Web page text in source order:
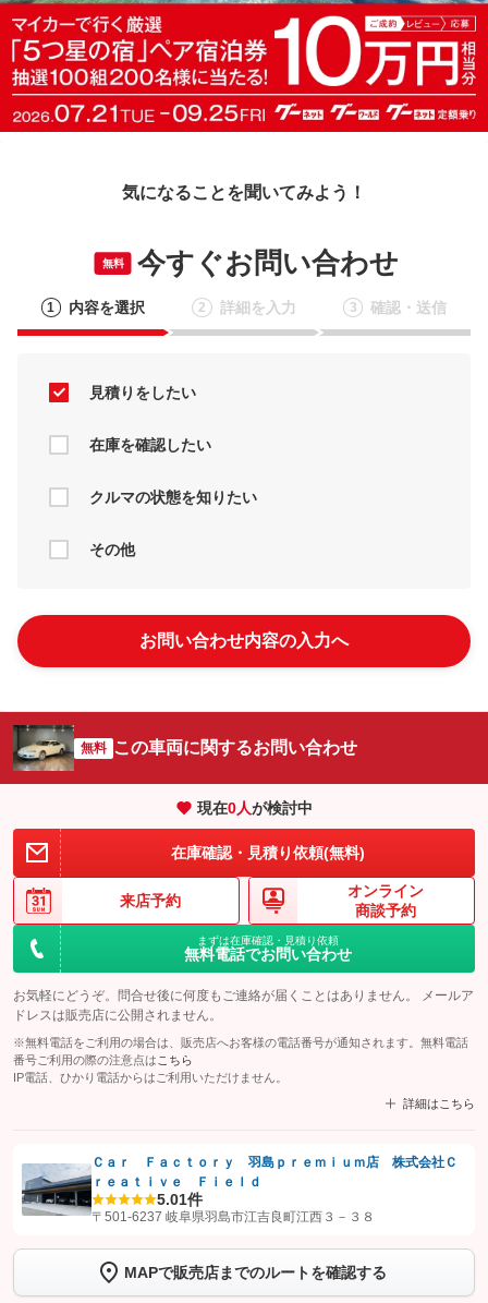
気になることを聞いてみよう！
無料 今すぐお問い合わせ
1 内容を選択 2 詳細を入力 3 確認・送信
見積りをしたい
在庫を確認したい
クルマの状態を知りたい
その他
お問い合わせ内容の入力へ
無料 この車両に関するお問い合わせ
現在0人が検討中
在庫確認・見積り依頼(無料)
来店予約
オンライン
商談予約
まずは在庫確認・見積り依頼
無料電話でお問い合わせ
お気軽にどうぞ。問合せ後に何度もご連絡が届くことはありません。 メールア
ドレスは販売店に公開されません。
※無料電話をご利用の場合は、販売店へお客様の電話番号が通知されます。無料電話
番号ご利用の際の注意点は こちら
IP電話、ひかり電話からはご利用いただけません。
詳細はこちら
【STEP1】認証画面でグーネットを友だち追加してから「許可する」ボタンを押
します
【STEP2】 トーク画面で
完了してください。
Ｃａｒ Ｆａｃｔｏｒｙ 羽島ｐｒｅｍｉｕｍ店 株式会社Ｃ
ｒｅａｔｉｖｅ Ｆｉｅｌｄ
5.01件
〒501-6237 岐阜県羽島市江吉良町江西３－３８
MAPで販売店までのルートを確認する